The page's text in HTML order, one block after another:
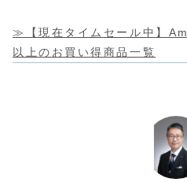
≫【現在タイムセール中】
以上のお買い得商品一覧